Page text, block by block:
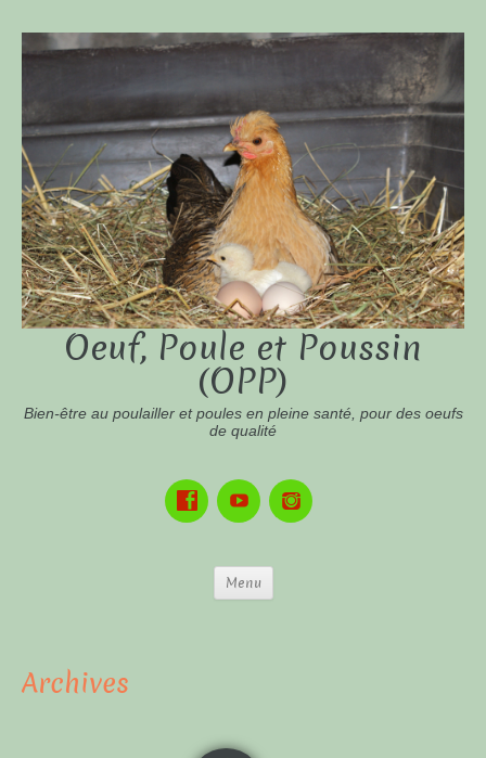
Oeuf, Poule et Poussin
(OPP)
Bien-être au poulailler et poules en pleine santé, pour des oeufs
de qualité
Menu
Archives